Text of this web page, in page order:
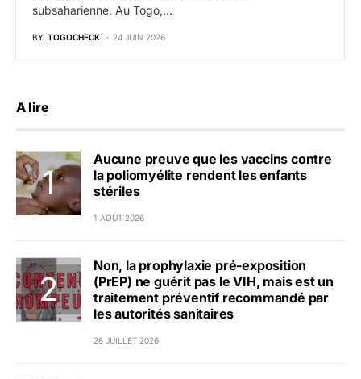
subsaharienne. Au Togo,…
BY TOGOCHECK 24 JUIN 2026
A lire
Aucune preuve que les vaccins contre
la poliomyélite rendent les enfants
stériles
1 AOÛT 2026
Non, la prophylaxie pré-exposition
(PrEP) ne guérit pas le VIH, mais est un
traitement préventif recommandé par
les autorités sanitaires
28 JUILLET 2026